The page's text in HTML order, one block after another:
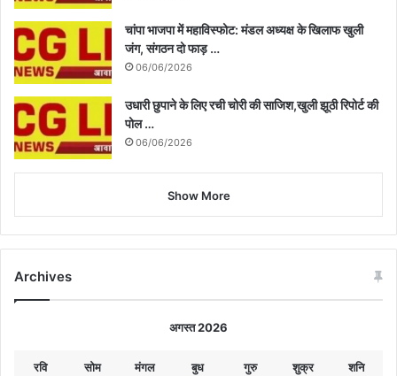
चांपा भाजपा में महाविस्फोट: मंडल अध्यक्ष के खिलाफ खुली
जंग, संगठन दो फाड़ …
06/06/2026
उधारी छुपाने के लिए रची चोरी की साजिश,खुली झूठी रिपोर्ट की
पोल …
06/06/2026
Show More
Archives
अगस्त 2026
रवि सोम मंगल बुध गुरु शुक्र शनि